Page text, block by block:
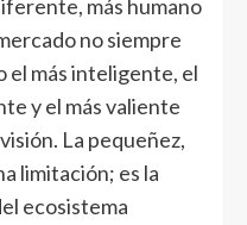
más humano
no siempre
el más inteligente, el
y el más valiente
La pequeñez,
limitación; es la
ecosistema